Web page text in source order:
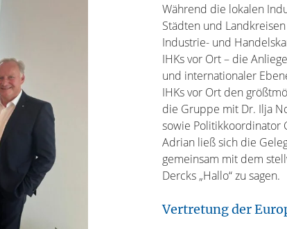
Während die lokalen
Städten und
Industrie- und
IHKs vor Ort – die
und internationaler
IHKs vor Ort den
die Gruppe mit Dr. Ilja
sowie Politikkoordinator
Adrian ließ sich die
gemeinsam mit dem
Dercks „Hallo“ zu sagen.
Vertretung der